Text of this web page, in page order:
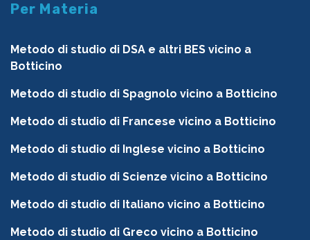
Per Materia
Metodo di studio di DSA e altri BES vicino a
Botticino
Metodo di studio di Spagnolo vicino a Botticino
Metodo di studio di Francese vicino a Botticino
Metodo di studio di Inglese vicino a Botticino
Metodo di studio di Scienze vicino a Botticino
Metodo di studio di Italiano vicino a Botticino
Metodo di studio di Greco vicino a Botticino